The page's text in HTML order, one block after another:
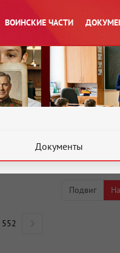
ВОИНСКИЕ ЧАСТИ
Документы
Подвиг
552